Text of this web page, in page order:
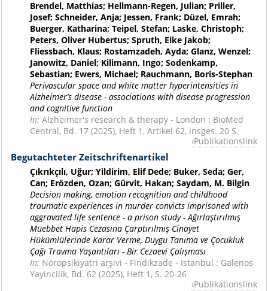
Brendel, Matthias; Hellmann-Regen, Julian; Priller,
Josef; Schneider, Anja; Jessen, Frank; Düzel, Emrah;
Buerger, Katharina; Teipel, Stefan; Laske, Christoph;
Peters, Oliver Hubertus; Spruth, Eike Jakob;
Fliessbach, Klaus; Rostamzadeh, Ayda; Glanz, Wenzel;
Janowitz, Daniel; Kilimann, Ingo; Sodenkamp,
Sebastian; Ewers, Michael; Rauchmann, Boris-Stephan
Perivascular space and white matter hyperintensities in
Alzheimer’s disease - associations with disease progression
and cognitive function
In: Alzheimer's research & therapy - London : BioMed
Central, Bd. 17 (2025), Heft 1, Artikel 62, insges. 20 S.
Publikationslink
Begutachteter Zeitschriftenartikel
Çıkrıkçılı, Uğur; Yildirim, Elif Dede; Buker, Seda; Ger,
Can; Erözden, Ozan; Gürvit, Hakan; Saydam, M. Bilgin
Decision making, emotion recognition and childhood
traumatic experiences in murder convicts imprisoned with
aggravated life sentence - a prison study - Ağırlaştırılmış
Müebbet Hapis Cezasına Çarptırılmış Cinayet
Hükümlülerinde Karar Verme, Duygu Tanıma ve Çocukluk
Çağı Travma Yaşantıları - Bir Cezaevi Çalışması
In: Nöropsikiyatri arşivi - Findikzade - Istanbul : Galenos
Yayincilik, Bd. 62 (2025), Heft 1, S. 20-26
Publikationslink